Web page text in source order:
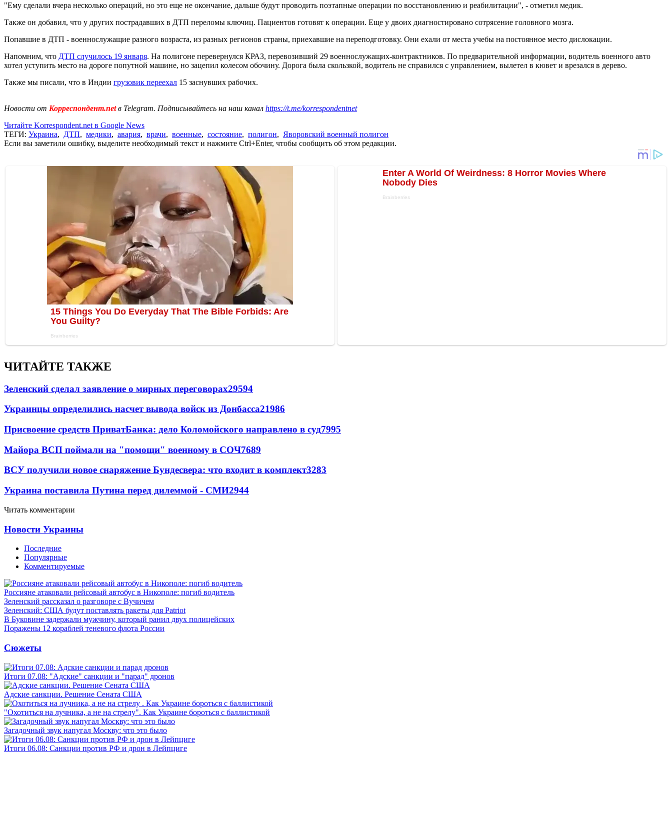
"Ему сделали вчера несколько операций, но это еще не окончание, дальше будут проводить поэтапные операции по восстановлению и реабилитации", - отметил медик.
Также он добавил, что у других пострадавших в ДТП переломы ключиц. Пациентов готовят к операции. Еще у двоих диагностировано сотрясение головного мозга.
Попавшие в ДТП - военнослужащие разного возраста, из разных регионов страны, приехавшие на переподготовку. Они ехали от места учебы на постоянное место дислокации.
Напомним, что ДТП случилось 19 января. На полигоне перевернулся КРАЗ, перевозивший 29 военнослужащих-контрактников. По предварительной информации, водитель военного авто
хотел уступить место на дороге попутной машине, но зацепил колесом обочину. Дорога была скользкой, водитель не справился с управлением, вылетел в кювет и врезался в дерево.
Также мы писали, что в Индии грузовик переехал 15 заснувших рабочих.
Новости от Корреспондент.netв Telegram. Подписывайтесь на наш канал https://t.me/korrespondentnet
Читайте Korrespondent.net в Google News
ТЕГИ: Украина, ДТП, медики, авария, врачи, военные, состояние, полигон, Яворовский военный полигон
Если вы заметили ошибку, выделите необходимый текст и нажмите Ctrl+Enter, чтобы сообщить об этом редакции.
ЧИТАЙТЕ ТАКЖЕ
Зеленский сделал заявление о мирных переговорах29594
Украинцы определились насчет вывода войск из Донбасса21986
Присвоение средств ПриватБанка: дело Коломойского направлено в суд7995
Майора ВСП поймали на "помощи" военному в СОЧ7689
ВСУ получили новое снаряжение Бундесвера: что входит в комплект3283
Украина поставила Путина перед дилеммой - СМИ2944
Читать комментарии
Новости Украины
Последние
Популярные
Комментируемые
Россияне атаковали рейсовый автобус в Никополе: погиб водитель
Зеленский рассказал о разговоре с Вучичем
Зеленский: США будут поставлять ракеты для Patriot
В Буковине задержали мужчину, который ранил двух полицейских
Поражены 12 кораблей теневого флота России
Сюжеты
Итоги 07.08: "Адские" санкции и "парад" дронов
Адские санкции. Решение Сената США
"Охотиться на лучника, а не на стрелу". Как Украине бороться с баллистикой
Загадочный звук напугал Москву: что это было
Итоги 06.08: Санкции против РФ и дрон в Лейпциге